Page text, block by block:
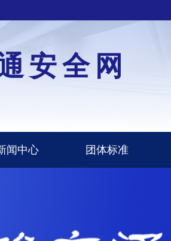
安全网
闻中心 团体标准